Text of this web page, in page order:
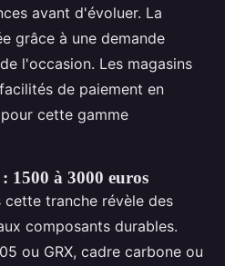
avant d'évoluer. La
grâce à une demande
l'occasion. Les magasins
de paiement en
cette gamme
1500 à 3000 euros
tranche révèle des
composants durables.
ou GRX, cadre carbone ou